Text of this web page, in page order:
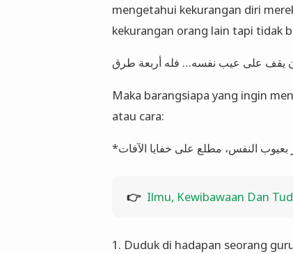
mengetahui kekurangan diri
kekurangan orang lain tapi tidak
يقف على عيب نفسه… فله أربعة طرق
Maka barangsiapa yang ingin
atau cara:
👉 Ilmu, Kewibawaan Dan
1. Duduk di hadapan seorang